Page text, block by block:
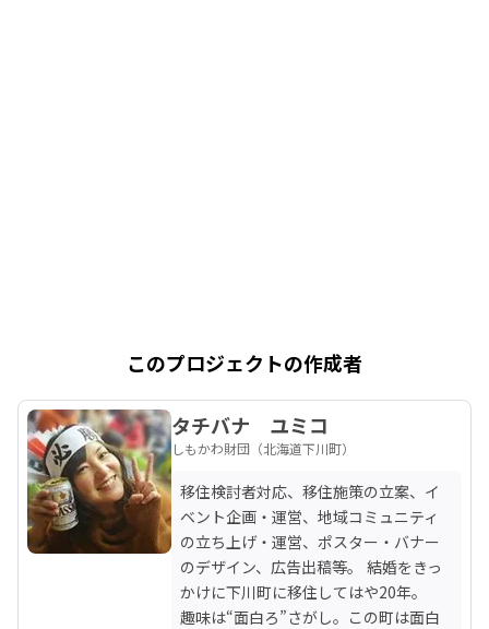
このプロジェクトの作成者
タチバナ ユミコ
しもかわ財団（北海道下川町）
移住検討者対応、移住施策の立案、イ
ベント企画・運営、地域コミュニティ
の立ち上げ・運営、ポスター・バナー
のデザイン、広告出稿等。 結婚をきっ
かけに下川町に移住してはや20年。
趣味は“面白ろ”さがし。この町は面白